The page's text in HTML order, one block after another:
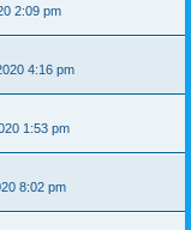
2:09 pm
4:16 pm
1:53 pm
8:02 pm